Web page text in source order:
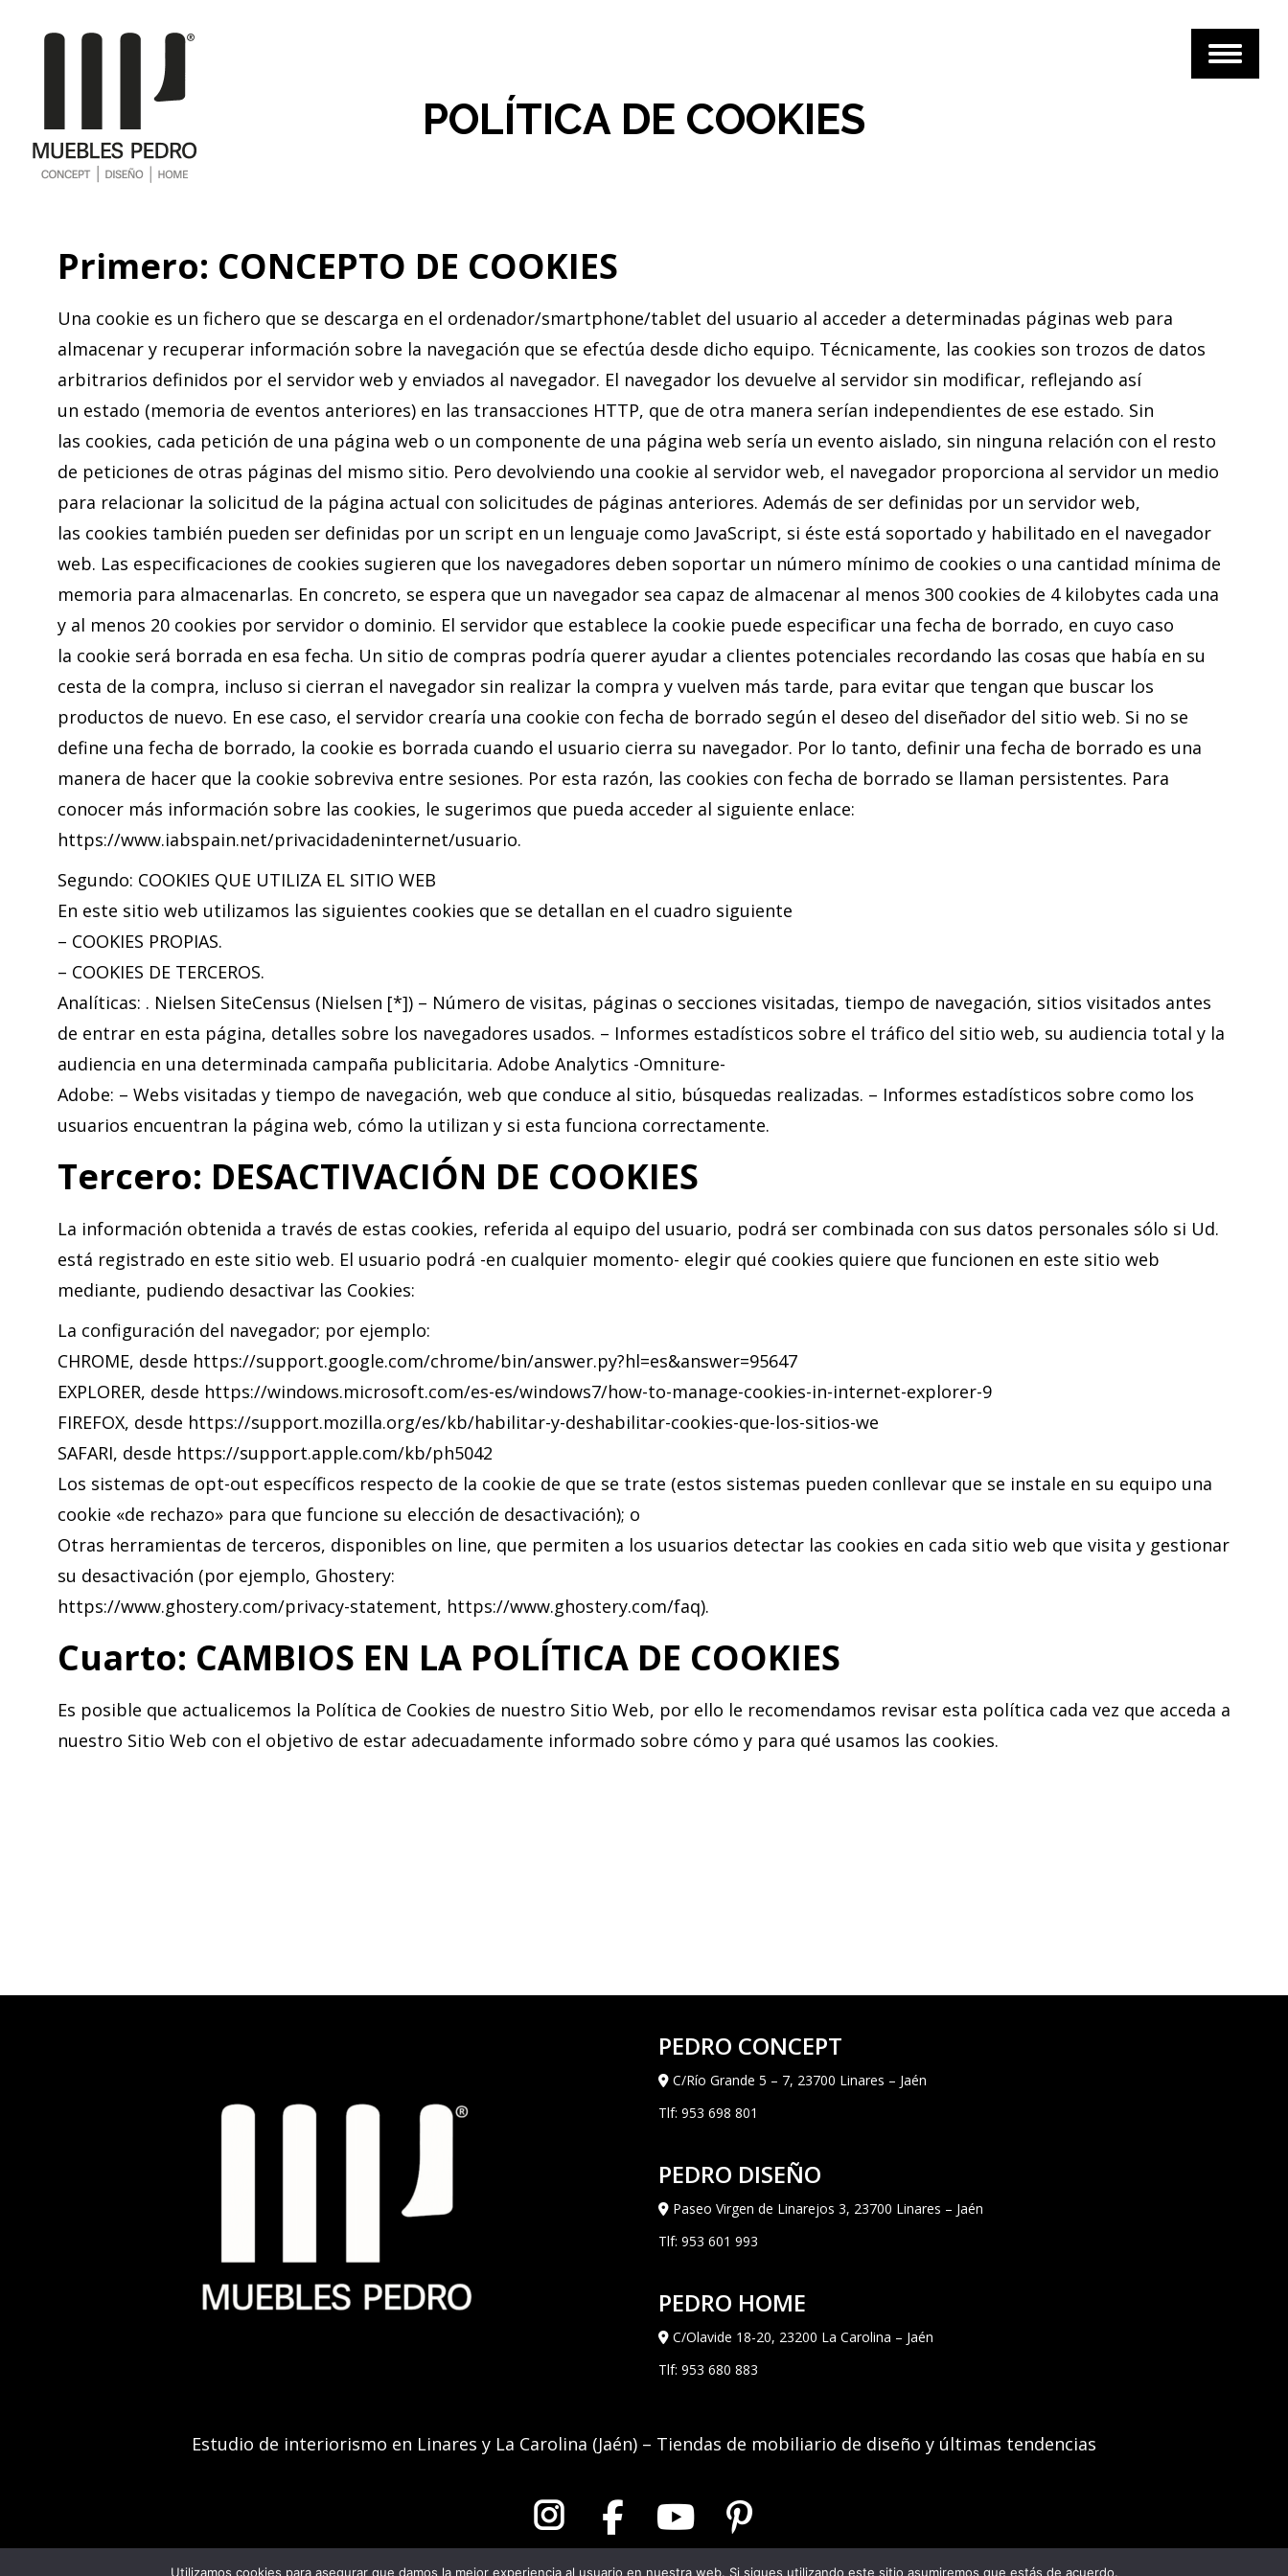
POLÍTICA DE COOKIES
Primero: CONCEPTO DE COOKIES
Una cookie es un fichero que se descarga en el ordenador/smartphone/tablet del usuario al acceder a determinadas páginas web para
almacenar y recuperar información sobre la navegación que se efectúa desde dicho equipo. Técnicamente, las cookies son trozos de datos
arbitrarios definidos por el servidor web y enviados al navegador. El navegador los devuelve al servidor sin modificar, reflejando así
un estado (memoria de eventos anteriores) en las transacciones HTTP, que de otra manera serían independientes de ese estado. Sin
las cookies, cada petición de una página web o un componente de una página web sería un evento aislado, sin ninguna relación con el resto
de peticiones de otras páginas del mismo sitio. Pero devolviendo una cookie al servidor web, el navegador proporciona al servidor un medio
para relacionar la solicitud de la página actual con solicitudes de páginas anteriores. Además de ser definidas por un servidor web,
las cookies también pueden ser definidas por un script en un lenguaje como JavaScript, si éste está soportado y habilitado en el navegador
web. Las especificaciones de cookies sugieren que los navegadores deben soportar un número mínimo de cookies o una cantidad mínima de
memoria para almacenarlas. En concreto, se espera que un navegador sea capaz de almacenar al menos 300 cookies de 4 kilobytes cada una
y al menos 20 cookies por servidor o dominio. El servidor que establece la cookie puede especificar una fecha de borrado, en cuyo caso
la cookie será borrada en esa fecha. Un sitio de compras podría querer ayudar a clientes potenciales recordando las cosas que había en su
cesta de la compra, incluso si cierran el navegador sin realizar la compra y vuelven más tarde, para evitar que tengan que buscar los
productos de nuevo. En ese caso, el servidor crearía una cookie con fecha de borrado según el deseo del diseñador del sitio web. Si no se
define una fecha de borrado, la cookie es borrada cuando el usuario cierra su navegador. Por lo tanto, definir una fecha de borrado es una
manera de hacer que la cookie sobreviva entre sesiones. Por esta razón, las cookies con fecha de borrado se llaman persistentes. Para
conocer más información sobre las cookies, le sugerimos que pueda acceder al siguiente enlace:
https://www.iabspain.net/privacidadeninternet/usuario.
Segundo: COOKIES QUE UTILIZA EL SITIO WEB
En este sitio web utilizamos las siguientes cookies que se detallan en el cuadro siguiente
– COOKIES PROPIAS.
– COOKIES DE TERCEROS.
Analíticas: . Nielsen SiteCensus (Nielsen [*]) – Número de visitas, páginas o secciones visitadas, tiempo de navegación, sitios visitados antes
de entrar en esta página, detalles sobre los navegadores usados. – Informes estadísticos sobre el tráfico del sitio web, su audiencia total y la
audiencia en una determinada campaña publicitaria. Adobe Analytics -Omniture-
Adobe: – Webs visitadas y tiempo de navegación, web que conduce al sitio, búsquedas realizadas. – Informes estadísticos sobre como los
usuarios encuentran la página web, cómo la utilizan y si esta funciona correctamente.
Tercero: DESACTIVACIÓN DE COOKIES
La información obtenida a través de estas cookies, referida al equipo del usuario, podrá ser combinada con sus datos personales sólo si Ud.
está registrado en este sitio web. El usuario podrá -en cualquier momento- elegir qué cookies quiere que funcionen en este sitio web
mediante, pudiendo desactivar las Cookies:
La configuración del navegador; por ejemplo:
CHROME, desde https://support.google.com/chrome/bin/answer.py?hl=es&answer=95647
EXPLORER, desde https://windows.microsoft.com/es-es/windows7/how-to-manage-cookies-in-internet-explorer-9
FIREFOX, desde https://support.mozilla.org/es/kb/habilitar-y-deshabilitar-cookies-que-los-sitios-we
SAFARI, desde https://support.apple.com/kb/ph5042
Los sistemas de opt-out específicos respecto de la cookie de que se trate (estos sistemas pueden conllevar que se instale en su equipo una
cookie «de rechazo» para que funcione su elección de desactivación); o
Otras herramientas de terceros, disponibles on line, que permiten a los usuarios detectar las cookies en cada sitio web que visita y gestionar
su desactivación (por ejemplo, Ghostery:
https://www.ghostery.com/privacy-statement, https://www.ghostery.com/faq).
Cuarto: CAMBIOS EN LA POLÍTICA DE COOKIES
Es posible que actualicemos la Política de Cookies de nuestro Sitio Web, por ello le recomendamos revisar esta política cada vez que acceda a
nuestro Sitio Web con el objetivo de estar adecuadamente informado sobre cómo y para qué usamos las cookies.
PEDRO CONCEPT
C/Río Grande 5 – 7, 23700 Linares – Jaén
Tlf: 953 698 801
PEDRO DISEÑO
Paseo Virgen de Linarejos 3, 23700 Linares – Jaén
Tlf: 953 601 993
PEDRO HOME
C/Olavide 18-20, 23200 La Carolina – Jaén
Tlf: 953 680 883
Estudio de interiorismo en Linares y La Carolina (Jaén) – Tiendas de mobiliario de diseño y últimas tendencias
Utilizamos cookies para asegurar que damos la mejor experiencia al usuario en nuestra web. Si sigues utilizando este sitio asumiremos que estás de acuerdo.